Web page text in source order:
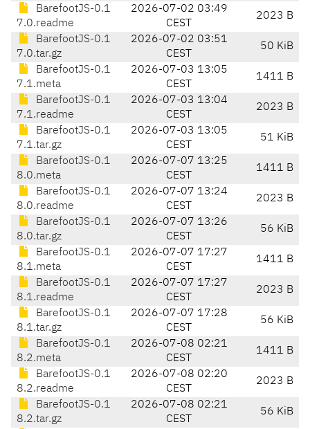
BarefootJS-0.1
7.0.readme
2026-07-02 03:49
CEST
2023 B
BarefootJS-0.1
7.0.tar.gz
2026-07-02 03:51
CEST
50 KiB
BarefootJS-0.1
7.1.meta
2026-07-03 13:05
CEST
1411 B
BarefootJS-0.1
7.1.readme
2026-07-03 13:04
CEST
2023 B
BarefootJS-0.1
7.1.tar.gz
2026-07-03 13:05
CEST
51 KiB
BarefootJS-0.1
8.0.meta
2026-07-07 13:25
CEST
1411 B
BarefootJS-0.1
8.0.readme
2026-07-07 13:24
CEST
2023 B
BarefootJS-0.1
8.0.tar.gz
2026-07-07 13:26
CEST
56 KiB
BarefootJS-0.1
8.1.meta
2026-07-07 17:27
CEST
1411 B
BarefootJS-0.1
8.1.readme
2026-07-07 17:27
CEST
2023 B
BarefootJS-0.1
8.1.tar.gz
2026-07-07 17:28
CEST
56 KiB
BarefootJS-0.1
8.2.meta
2026-07-08 02:21
CEST
1411 B
BarefootJS-0.1
8.2.readme
2026-07-08 02:20
CEST
2023 B
BarefootJS-0.1
8.2.tar.gz
2026-07-08 02:21
CEST
56 KiB